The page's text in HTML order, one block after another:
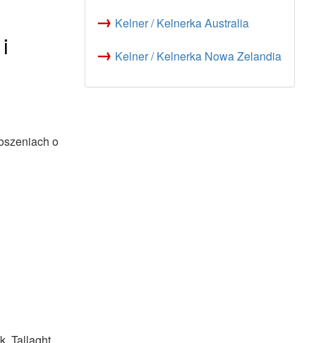
o
→ Kelner / Kelnerka Australia
→ Kelner / Kelnerka Nowa Zelandia